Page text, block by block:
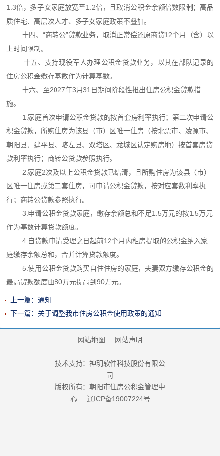
1.3倍，多子女家庭放宽至1.2倍，且取消公积金余额倍数限制；高品
质住宅、高层次人才、多子女家庭政策不叠加。
十四、“商转公”贷款业务，取消正常偿还原商贷12个月（含）以
上时间限制。
十五、支持现役军人办理公积金贷款业务，以其在部队记录的
住房公积金缴存基数作为计算基数。
十六、至2027年3月31日期间阶段性推出住房公积金贷款措
施。
1.家庭首次申请公积金贷款的按首套房利率执行；第二次申请公
积金贷款，所购住房为该县（市）区唯一住房（按北票市、凌源市、
朝阳县、建平县、喀左县、双塔区、龙城区认定购房地）按首套房贷
款利率执行；商转公贷款参照执行。
2.家庭2次及以上公积金贷款已结清，且所购住房为该县（市）
区唯一住房或第二套住房，可申请公积金贷款，按对应套数利率执
行；商转公贷款参照执行。
3.申请公积金贷款家庭，缴存余额总和不足1.5万元的按1.5万元
作为基数计算贷款额度。
4.自贷款申请受理之日起前12个月内租房提取的公积金纳入家
庭缴存余额总和，合并计算贷款额度。
5.使用公积金贷款购买自住住房的家庭，夫妻双方缴存公积金的
最高贷款额度由80万元提高到90万元。
上一篇：通知
下一篇：关于调整我市住房公积金使用政策的通知
网站地图 | 网站声明
技术支持：神玥软件科技股份有限公
司
版权所有：朝阳市住房公积金管理中
心 辽ICP备19007224号